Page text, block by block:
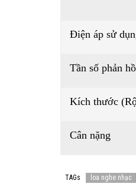
Điện áp sử
Tần số phản
Kích thước
Cân nặng
TAGs loa nghe nhạc